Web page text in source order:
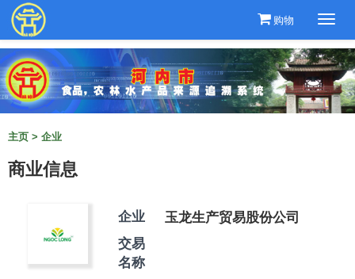
购物
主页 > 企业
商业信息
企业 玉龙生产贸易股份公司
交易
名称